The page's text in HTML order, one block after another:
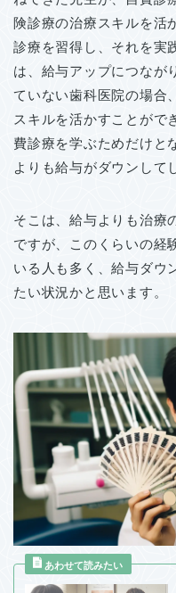
険診療の治療スキルを活
診療を習得し、それを実
は、給与アップにつなが
ていない歯科医院の場合
スキルを活かすことがで
費診療を学ぶためだけと
よりも給与がダウンして
そこは、給与よりも治療
ですが、このくらいの経
いる人も多く、給与ダウ
たい状況かと思います。